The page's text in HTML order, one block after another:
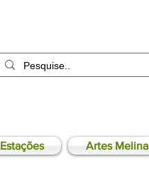
Estações Artes Melina